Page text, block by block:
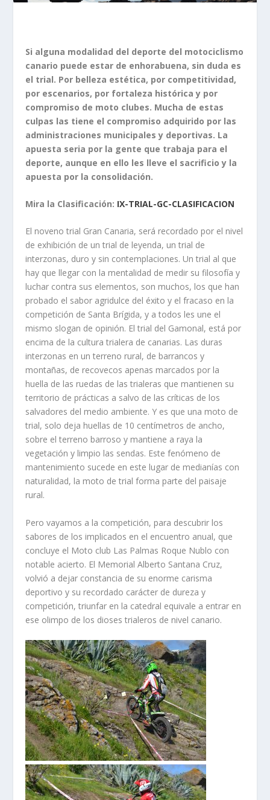
Si alguna modalidad del deporte del motociclismo
canario puede estar de enhorabuena, sin duda es
el trial. Por belleza estética, por competitividad,
por escenarios, por fortaleza histórica y por
compromiso de moto clubes. Mucha de estas
culpas las tiene el compromiso adquirido por las
administraciones municipales y deportivas. La
apuesta seria por la gente que trabaja para el
deporte, aunque en ello les lleve el sacrificio y la
apuesta por la consolidación.
Mira la Clasificación: IX-TRIAL-GC-CLASIFICACION
El noveno trial Gran Canaria, será recordado por el nivel
de exhibición de un trial de leyenda, un trial de
interzonas, duro y sin contemplaciones. Un trial al que
hay que llegar con la mentalidad de medir su filosofía y
luchar contra sus elementos, son muchos, los que han
probado el sabor agridulce del éxito y el fracaso en la
competición de Santa Brígida, y a todos les une el
mismo slogan de opinión. El trial del Gamonal, está por
encima de la cultura trialera de canarias. Las duras
interzonas en un terreno rural, de barrancos y
montañas, de recovecos apenas marcados por la
huella de las ruedas de las trialeras que mantienen su
territorio de prácticas a salvo de las críticas de los
salvadores del medio ambiente. Y es que una moto de
trial, solo deja huellas de 10 centímetros de ancho,
sobre el terreno barroso y mantiene a raya la
vegetación y limpio las sendas. Este fenómeno de
mantenimiento sucede en este lugar de medianías con
naturalidad, la moto de trial forma parte del paisaje
rural.
Pero vayamos a la competición, para descubrir los
sabores de los implicados en el encuentro anual, que
concluye el Moto club Las Palmas Roque Nublo con
notable acierto. El Memorial Alberto Santana Cruz,
volvió a dejar constancia de su enorme carisma
deportivo y su recordado carácter de dureza y
competición, triunfar en la catedral equivale a entrar en
ese olimpo de los dioses trialeros de nivel canario.